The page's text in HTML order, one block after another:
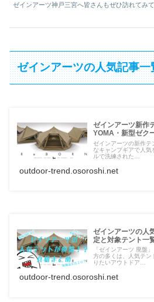
ゼインアーツ神戸三宮へ皆さんもぜひ訪れてみて
ゼインアーツの人気記事一
ゼインアーツ新作
YOMA・新型ゼク
ゼインアーツの新作
なキャンプギアで人
ルで洗練された…
outdoor-trend.osoroshi.net
ゼインアーツの人
定と対象テント一
「ゼインアーツ 廃盤
方の多くは、人気テン
りたいアウトドア…
outdoor-trend.osoroshi.net